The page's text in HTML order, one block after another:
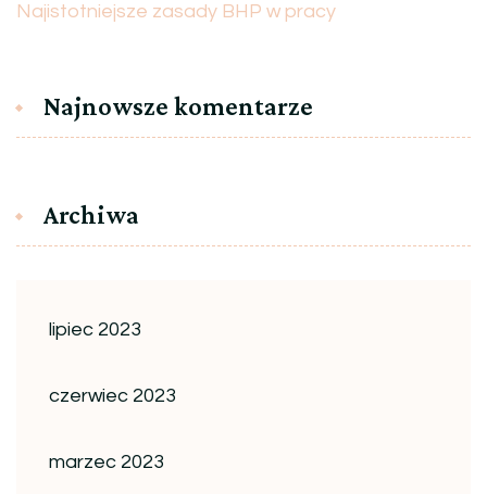
Najistotniejsze zasady BHP w pracy
Najnowsze komentarze
Archiwa
lipiec 2023
czerwiec 2023
marzec 2023